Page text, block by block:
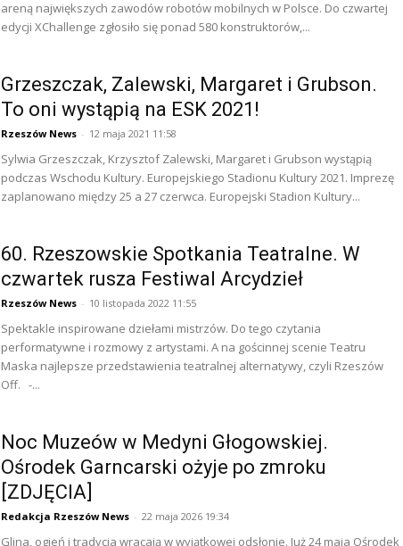
areną największych zawodów robotów mobilnych w Polsce. Do czwartej
edycji XChallenge zgłosiło się ponad 580 konstruktorów,...
Grzeszczak, Zalewski, Margaret i Grubson.
To oni wystąpią na ESK 2021!
Rzeszów News - 12 maja 2021 11:58
Sylwia Grzeszczak, Krzysztof Zalewski, Margaret i Grubson wystąpią
podczas Wschodu Kultury. Europejskiego Stadionu Kultury 2021. Imprezę
zaplanowano między 25 a 27 czerwca. Europejski Stadion Kultury...
60. Rzeszowskie Spotkania Teatralne. W
czwartek rusza Festiwal Arcydzieł
Rzeszów News - 10 listopada 2022 11:55
Spektakle inspirowane dziełami mistrzów. Do tego czytania
performatywne i rozmowy z artystami. A na gościnnej scenie Teatru
Maska najlepsze przedstawienia teatralnej alternatywy, czyli Rzeszów
Off. -...
Noc Muzeów w Medyni Głogowskiej.
Ośrodek Garncarski ożyje po zmroku
[ZDJĘCIA]
Redakcja Rzeszów News - 22 maja 2026 19:34
Glina, ogień i tradycja wracają w wyjątkowej odsłonie. Już 24 maja Ośrodek